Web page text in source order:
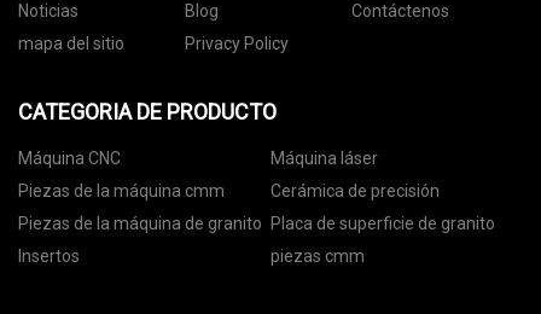
Noticias
Blog
Contáctenos
mapa del sitio
Privacy Policy
CATEGORIA DE PRODUCTO
Máquina CNC
Máquina láser
Piezas de la máquina cmm
Cerámica de precisión
Piezas de la máquina de granito
Placa de superficie de granito
Insertos
piezas cmm